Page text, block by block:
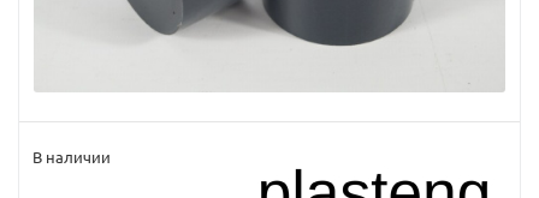
В наличии